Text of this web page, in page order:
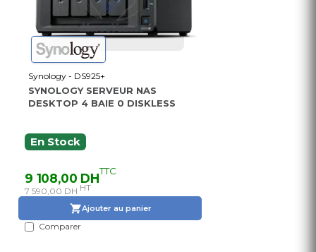
Synology - DS925+
SYNOLOGY SERVEUR NAS
DESKTOP 4 BAIE 0 DISKLESS
En Stock
9 108,00 DHTTC
7 590,00 DH HT
Ajouter au panier
Comparer